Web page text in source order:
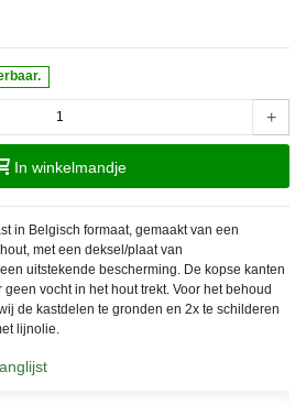
+
In winkelmandje
in Belgisch formaat, gemaakt van een
met een deksel/plaat van
uitstekende bescherming. De kopse kanten
vocht in het hout trekt. Voor het behoud
de kastdelen te gronden en 2x te schilderen
lijnolie.